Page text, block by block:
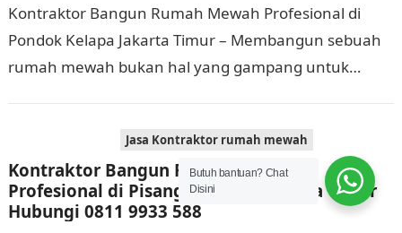
Kontraktor Bangun Rumah Mewah Profesional di
Pondok Kelapa Jakarta Timur – Membangun sebuah
rumah mewah bukan hal yang gampang untuk
Jasa Kontraktor rumah mewah
Kontraktor Bangun Rumah Mewah
Profesional di Pisangan Timur Jakarta Timur
Hubungi 0811 9933 588
Butuh bantuan? Chat
Disini